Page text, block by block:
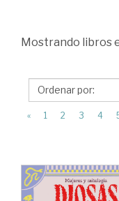
Juvenil
Mostrando libros
« 1 2 3 4